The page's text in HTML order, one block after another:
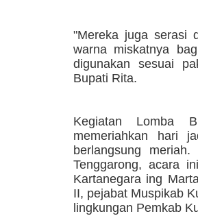
"Mereka juga serasi
warna miskatnya
digunakan sesuai
Bupati Rita.
Kegiatan Lomba
memeriahkan hari
berlangsung
Tenggarong, acara
Kartanegara ing
II, pejabat Muspikab
lingkungan Pemkab